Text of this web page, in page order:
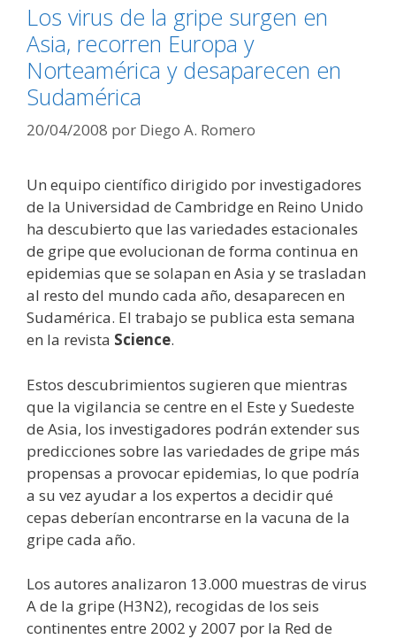
Los virus de la gripe surgen en
Asia, recorren Europa y
Norteamérica y desaparecen en
Sudamérica
20/04/2008 por Diego A. Romero
Un equipo científico dirigido por investigadores
de la Universidad de Cambridge en Reino Unido
ha descubierto que las variedades estacionales
de gripe que evolucionan de forma continua en
epidemias que se solapan en Asia y se trasladan
al resto del mundo cada año, desaparecen en
Sudamérica. El trabajo se publica esta semana
en la revista Science.
Estos descubrimientos sugieren que mientras
que la vigilancia se centre en el Este y Suedeste
de Asia, los investigadores podrán extender sus
predicciones sobre las variedades de gripe más
propensas a provocar epidemias, lo que podría
a su vez ayudar a los expertos a decidir qué
cepas deberían encontrarse en la vacuna de la
gripe cada año.
Los autores analizaron 13.000 muestras de virus
A de la gripe (H3N2), recogidas de los seis
continentes entre 2002 y 2007 por la Red de